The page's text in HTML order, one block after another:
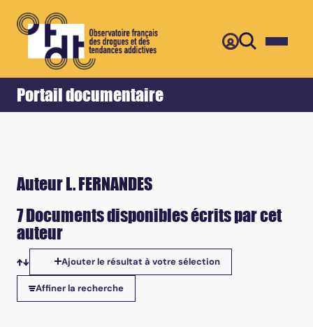
Portail documentaire
Accueil Retour
Auteur L. FERNANDES
7 Documents disponibles écrits par cet
auteur
Tris disponibles
Ajouter le résultat à votre sélection
Affiner la recherche